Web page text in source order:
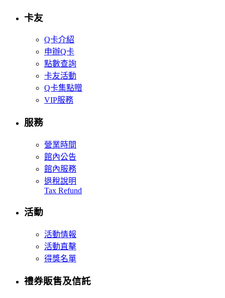
卡友
Q卡介紹
申辦Q卡
點數查詢
卡友活動
Q卡集點贈
VIP服務
服務
營業時間
館內公告
館內服務
退稅說明
Tax Refund
活動
活動情報
活動直擊
得獎名單
禮券販售及信託